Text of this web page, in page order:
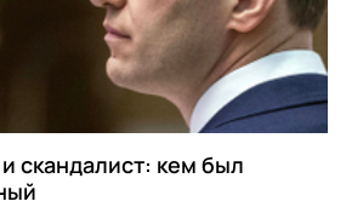
скандалист: кем был